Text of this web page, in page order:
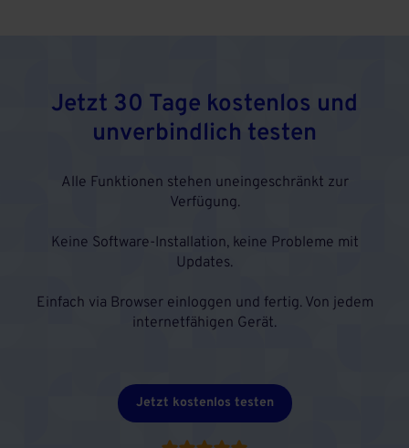
Jetzt 30 Tage kostenlos und
unverbindlich testen
Alle Funktionen stehen uneingeschränkt zur
Verfügung.
Keine Software-Installation, keine Probleme mit
Updates.
Einfach via Browser einloggen und fertig. Von jedem
internetfähigen Gerät.
Jetzt kostenlos testen